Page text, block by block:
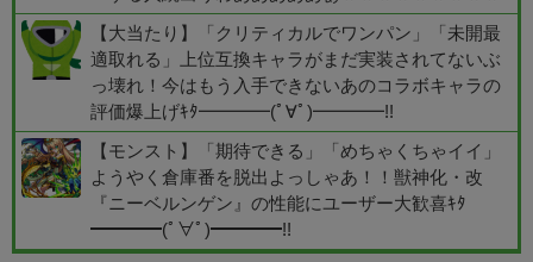
【大当たり】「クリティカルでワンパン」「未開最
適取れる」上位互換キャラがまだ実装されてないぶ
っ壊れ！今はもう入手できないあのコラボキャラの
評価爆上げｷﾀ━━━━(ﾟ∀ﾟ)━━━━!!
【モンスト】「期待できる」「めちゃくちゃイイ」
ようやく倉庫番を脱出よっしゃあ！！獣神化・改
『ニーベルンゲン』の性能にユーザー大歓喜ｷﾀ
━━━━(ﾟ∀ﾟ)━━━━!!